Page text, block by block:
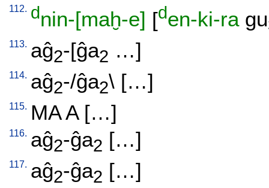
112. dnin-[maḫ-e] [den-ki-ra gu
113. aĝ2-[ĝa2 …]
114. aĝ2-/ĝa2\ […]
115. MA A[…]
116. aĝ2-ĝa2 […]
117. aĝ2-ĝa2 […]